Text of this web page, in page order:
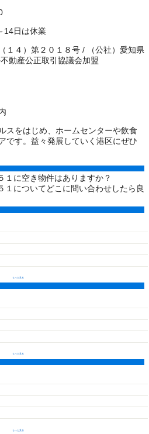
14日は休業
１４）第２０１８号 /
（公社）愛知県
動産公正取引協議会加盟
スをはじめ、ホームセンターや飲食
です。益々発展していく港区にぜひ
に空き物件はありますか？
についてどこに問い合わせしたら良
もっと見る
もっと見る
もっと見る